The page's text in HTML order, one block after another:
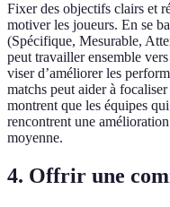
Fixer des objectifs clairs et
motiver les joueurs. En se
(Spécifique, Mesurable,
peut travailler ensemble
viser d’améliorer les
matchs peut aider à
montrent que les équipes
rencontrent une
moyenne.
4. Offrir une